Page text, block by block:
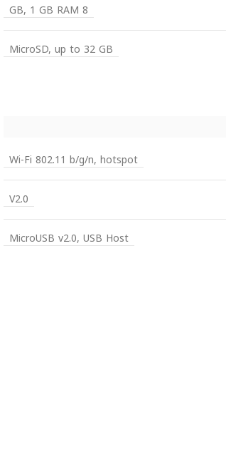
8 GB, 1 GB RAM
MicroSD, up to 32 GB
Wi-Fi 802.11 b/g/n, hotspot
V2.0
MicroUSB v2.0, USB Host